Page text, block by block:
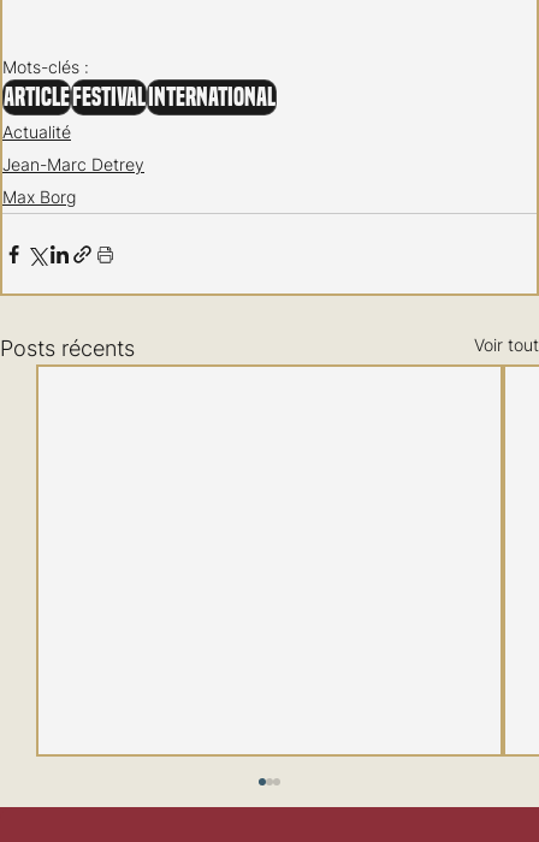
Mots-clés :
Article Festival International
Actualité
Jean-Marc Detrey
Max Borg
Posts récents Voir tout